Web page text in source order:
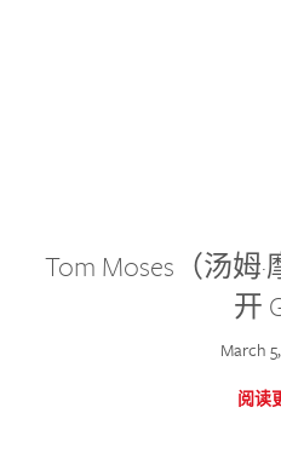
Tom Moses（汤姆
开
March
阅读